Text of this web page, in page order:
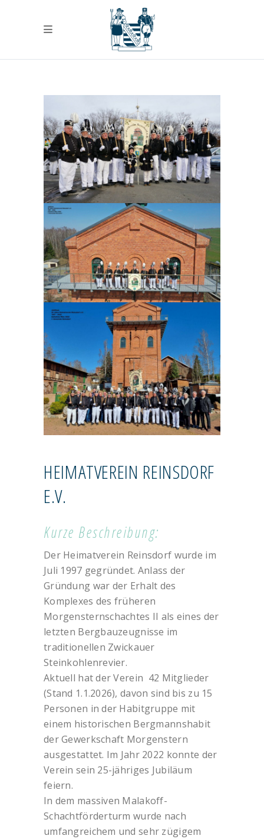
HEIMATVEREIN REINSDORF
E.V.
Kurze Beschreibung:
Der Heimatverein Reinsdorf wurde im
Juli 1997 gegründet. Anlass der
Gründung war der Erhalt des
Komplexes des früheren
Morgensternschachtes II als eines der
letzten Bergbauzeugnisse im
traditionellen Zwickauer
Steinkohlenrevier.
Aktuell hat der Verein 42 Mitglieder
(Stand 1.1.2026), davon sind bis zu 15
Personen in der Habitgruppe mit
einem historischen Bergmannshabit
der Gewerkschaft Morgenstern
ausgestattet. Im Jahr 2022 konnte der
Verein sein 25-jähriges Jubiläum
feiern.
In dem massiven Malakoff-
Schachtförderturm wurde nach
umfangreichem und sehr zügigem